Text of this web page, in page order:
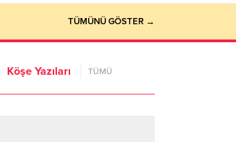
TÜMÜNÜ GÖSTER →
Köşe Yazıları TÜMÜ